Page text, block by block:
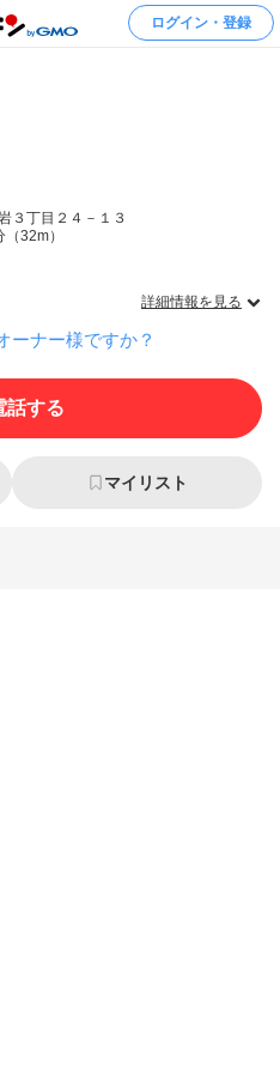
ログイン・登録
３丁目２４－１３
32m）
詳細情報を見る
ーナー様ですか？
話する
マイリスト